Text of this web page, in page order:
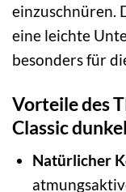
einzuschnüren.
eine leichte
besonders für
Vorteile des
Classic
Natürlicher